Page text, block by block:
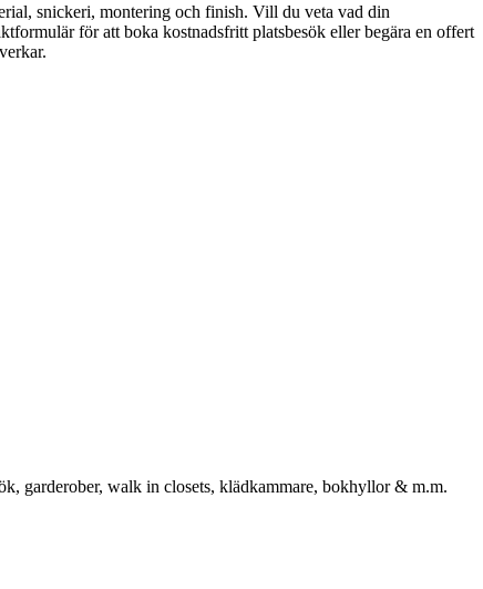
snickeri, montering och finish. Vill du veta vad din
för att boka kostnadsfritt platsbesök eller begära en offert
garderober, walk in closets, klädkammare, bokhyllor & m.m.